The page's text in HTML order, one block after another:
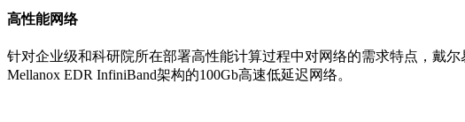
高性能网络
针对企业级和科研院所在部署高性能计算过程中对网络的需求特点，戴
Mellanox EDR InfiniBand架构的100Gb高速低延迟网络。